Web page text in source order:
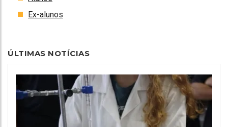
Ex-alunos
ÚLTIMAS NOTÍCIAS